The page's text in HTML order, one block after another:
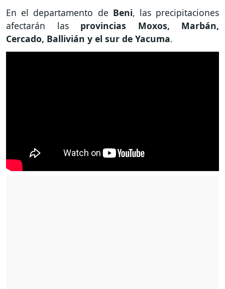
En el departamento de Beni, las precipitaciones
afectarán lasprovincias Moxos, Marbán,
Cercado, Ballivián y el sur de Yacuma.